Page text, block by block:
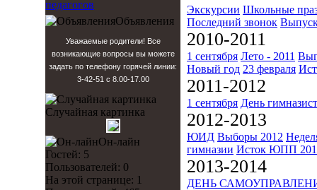
педагогов
Объявления
Уважаемые родители! Все
возникающие вопросы вы можете
задать по телефону горячей линии:
3-42-51 с 8.00-17.00
Случайная картинка
Он-лайн
Гостей: 5
Пользователей: 0
На этой странице: 1
Экскурсии Школьные
Последний звонок
2010-2011
1 сентября Лето - 2011
Новый год 23 февраля
2011-2012
1 сентября День
2012-2013
ЮИД Выборы 2012
гимназии Исток ЮПП
2013-2014
ДЕНЬ